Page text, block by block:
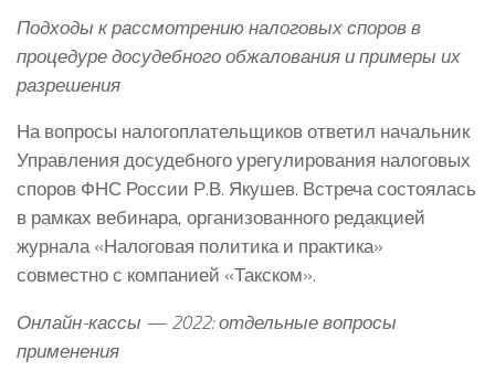
Подходы к рассмотрению налоговых споров в
процедуре досудебного обжалования и примеры их
разрешения
На вопросы налогоплательщиков ответил начальник
Управления досудебного урегулирования налоговых
споров ФНС России Р.В. Якушев. Встреча состоялась
в рамках вебинара, организованного редакцией
журнала «Налоговая политика и практика»
совместно с компанией «Такском».
Онлайн-кассы — 2022: отдельные вопросы
применения